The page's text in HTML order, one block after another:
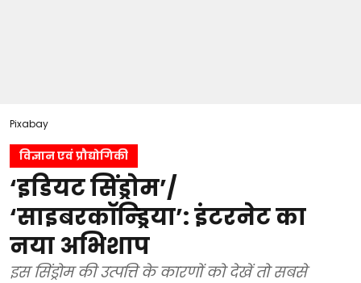
Pixabay
विज्ञान एवं प्रौद्योगिकी
‘इडियट सिंड्रोम’/
‘साइबरकॉन्ड्रिया’: इंटरनेट का
नया अभिशाप
इस सिंड्रोम की उत्पत्ति के कारणों को देखें तो सबसे